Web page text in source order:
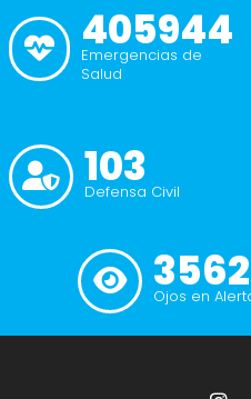
405944
Emergencias de
Salud
103
Defensa Civil
Ojos en